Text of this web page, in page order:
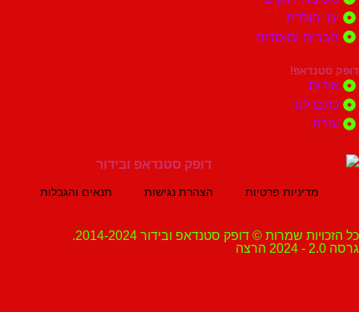
ומוסדות
לנו
מדיניות פרטיות הצהרת נגישות תנאים והגבלות
שמרות © דופק סטנדאפ ובידור 2014-2024.